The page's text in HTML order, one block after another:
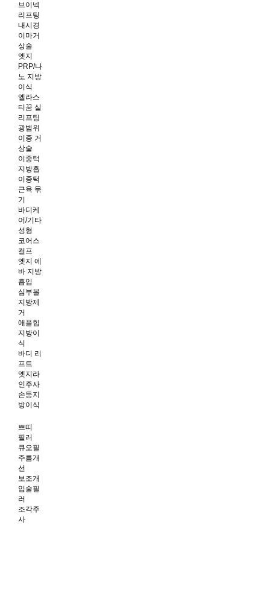
브이넥
리프팅
내시경
이마거
상술
엣지
PRP/나
노 지방
이식
엘라스
티꿈 실
리프팅
광범위
이중 거
상술
이중턱
지방흡
이중턱
근육 묶
기
바디케
어/기타
성형
코어스
컬프
엣지 에
바 지방
흡입
심부볼
지방제
거
애플힙
지방이
식
바디 리
프트
엣지라
인주사
손등지
방이식
쁘띠
필러
큐오필
주름개
선
보조개
입술필
러
조각주
사